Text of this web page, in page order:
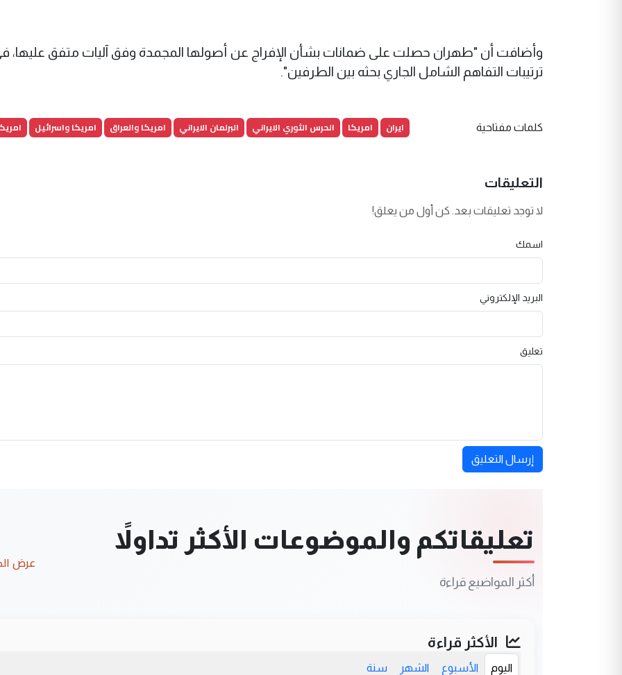
وأضافت أن "طهران حصلت على ضمانات بشأن الإفراج عن أصولها المجمدة وفق آليات متفق عليها،
ترتيبات التفاهم الشامل الجاري بحثه بين الطرفين".
كلمات مفتاحية ايران امريكا الحرس الثوري الايراني البرلمان الايراني امريكا والعراق امريكا واسرائيل
التعليقات
لا توجد تعليقات بعد. كن أول من يعلق!
اسمك
البريد الإلكتروني
تعليق
إرسال التعليق
تعليقاتكم والموضوعات الأكثر تداولاً
أكثر المواضيع قراءة
عرض
الأكثر قراءة
اليوم الأسبوع الشهر سنة